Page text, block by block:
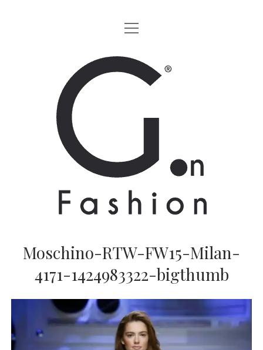
HOME
MODA
LIFESTYLE
CHI SIAMO
EN
apri
menu
G.on
Fashion
Magazine
Moschino-RTW-FW15-Milan-
4171-1424983322-bigthumb